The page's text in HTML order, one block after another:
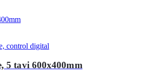
control digital
5 tavi 600x400mm